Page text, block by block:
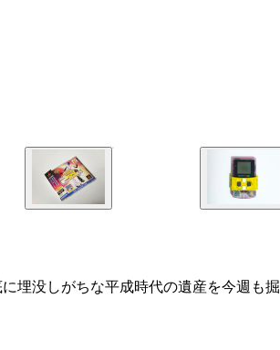
埋没しがちな平成時代の遺産を今週も